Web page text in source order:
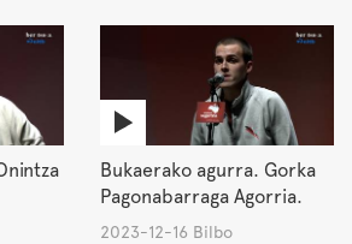
Bukaerako agurra. Gorka
Pagonabarraga Agorria.
2023-12-16 Bilbo